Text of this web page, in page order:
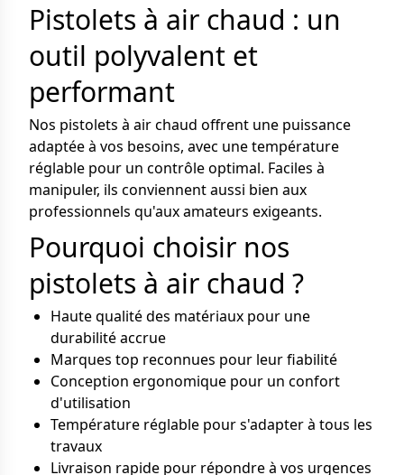
Pistolets à air chaud : un
outil polyvalent et
performant
Nos pistolets à air chaud offrent une puissance
adaptée à vos besoins, avec une température
réglable pour un contrôle optimal. Faciles à
manipuler, ils conviennent aussi bien aux
professionnels qu'aux amateurs exigeants.
Pourquoi choisir nos
pistolets à air chaud ?
Haute qualité des matériaux pour une
durabilité accrue
Marques top reconnues pour leur fiabilité
Conception ergonomique pour un confort
d'utilisation
Température réglable pour s'adapter à tous les
travaux
Livraison rapide pour répondre à vos urgences